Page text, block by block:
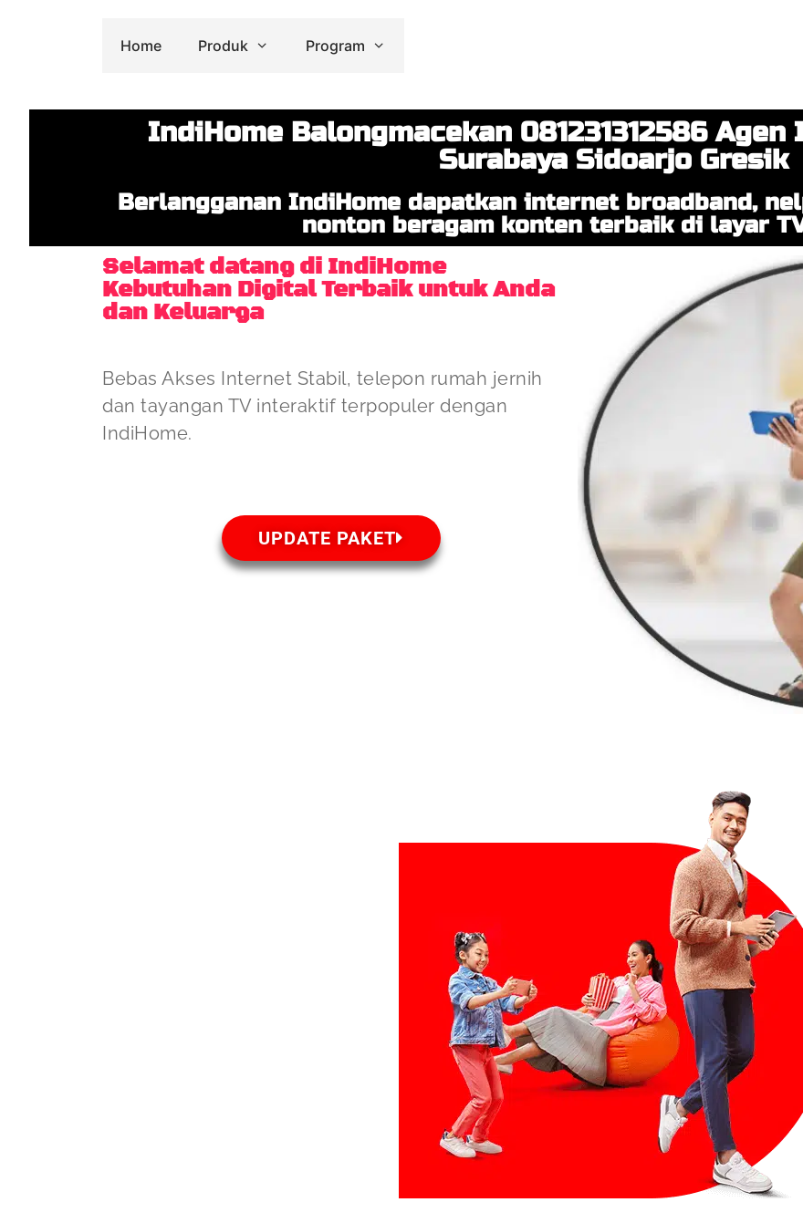
Home Produk Program
IndiHome Balongmacekan 081231312586
Surabaya Sidoarjo Gresik
Berlangganan IndiHome dapatkan internet broadband,
nonton beragam konten terbaik di layar
Selamat datang di IndiHome
Kebutuhan Digital Terbaik untuk Anda
dan Keluarga
Bebas Akses Internet Stabil, telepon rumah jernih
dan tayangan TV interaktif terpopuler dengan
IndiHome.
UPDATE PAKET